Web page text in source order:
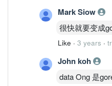
Mark Siow
很快就要变成
Like · 3 years ·
John koh
data Ong 是